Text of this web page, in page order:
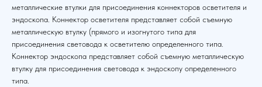
металлические втулки для присоединения коннекторов осветителя и
эндоскопа. Коннектор осветителя представляет собой съемную
металлическую втулку (прямого и изогнутого типа для
присоединения световода к осветителю определенного типа.
Коннектор эндоскопа представляет собой съемную металлическую
втулку для присоединения световода к эндоскопу определенного
типа.